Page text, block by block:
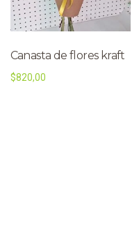
Canasta de flores kraft
$820,00